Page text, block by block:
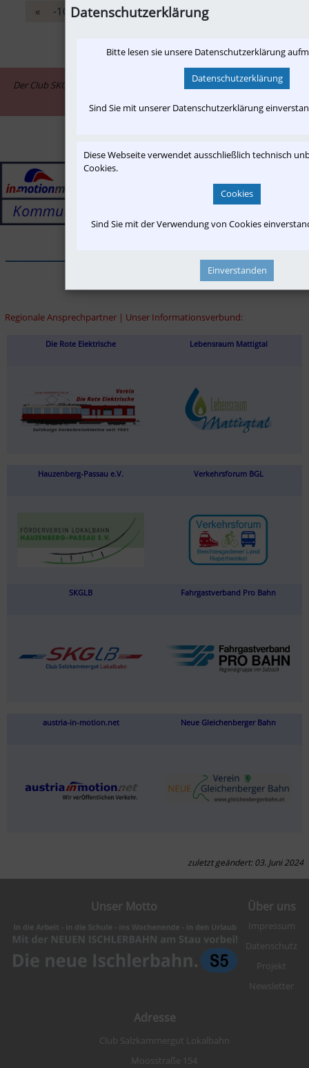
« -10 ‹ 125 126 127 128 129
Der Club SKGLB ist assoziiertes Mitglied im Informationsnetzwerk "in-
Regionale Ansprechpartner | Unser Informationsverbund:
Die Rote Elektrische Lebensraum Mattigtal
Hauzenberg-Passau e.V. Verkehrsforum BGL
SKGLB Fahrgastverband Pro Bahn
austria-in-motion.net Neue Gleichenberger Bahn
zuletzt geändert: 03. Juni 2024
Unser Motto Über uns
Impressum
Datenschutz
Projekt
Newsletter
Adresse
Club Salzkammergut Lokalbahn
Moosstraße 154
Datenschutzerklärung
Bitte lesen sie unsere Datenschutzerklärung
Datenschutzerklärung
Sind Sie mit unserer Datenschutzerklärung
Diese Webseite verwendet ausschließlich technisch
Cookies.
Cookies
Sind Sie mit der Verwendung von Cookies
Einverstanden